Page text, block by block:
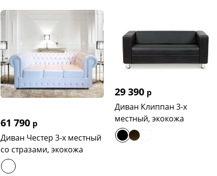
61 790 р
Диван Честер 3-х местный
со стразами, экокожа
29 390 р
Диван Клиппан 3-х
местный, экокожа